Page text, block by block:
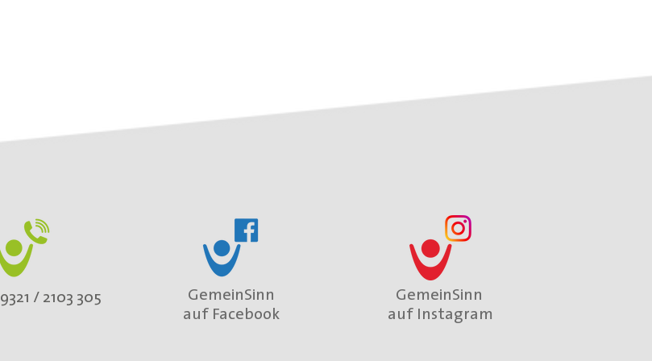
9321 / 2103 305
GemeinSinn
auf Facebook
GemeinSinn
auf Instagram